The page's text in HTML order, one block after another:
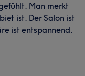
Man merkt
ist. Der Salon ist
ist entspannend.